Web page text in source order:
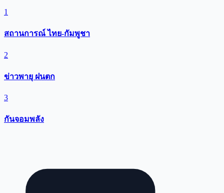
1
สถานการณ์ ไทย-กัมพูชา
2
ข่าวพายุ ฝนตก
3
กันจอมพลัง